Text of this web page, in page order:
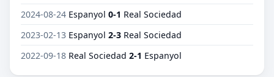
2024-08-24 Espanyol 0-1 Real Sociedad
2023-02-13 Espanyol 2-3 Real Sociedad
2022-09-18 Real Sociedad 2-1 Espanyol